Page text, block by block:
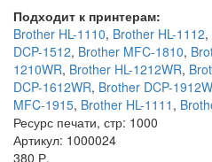
Подходит к принтерам:
Brother HL-1110, Brother HL-1112,
DCP-1512, Brother MFC-1810,
1210WR, Brother HL-1212WR,
DCP-1612WR, Brother DCP-
MFC-1915, Brother HL-1111 ,
Ресурс печати, стр: 1000
Артикул: 1000024
380 Р.